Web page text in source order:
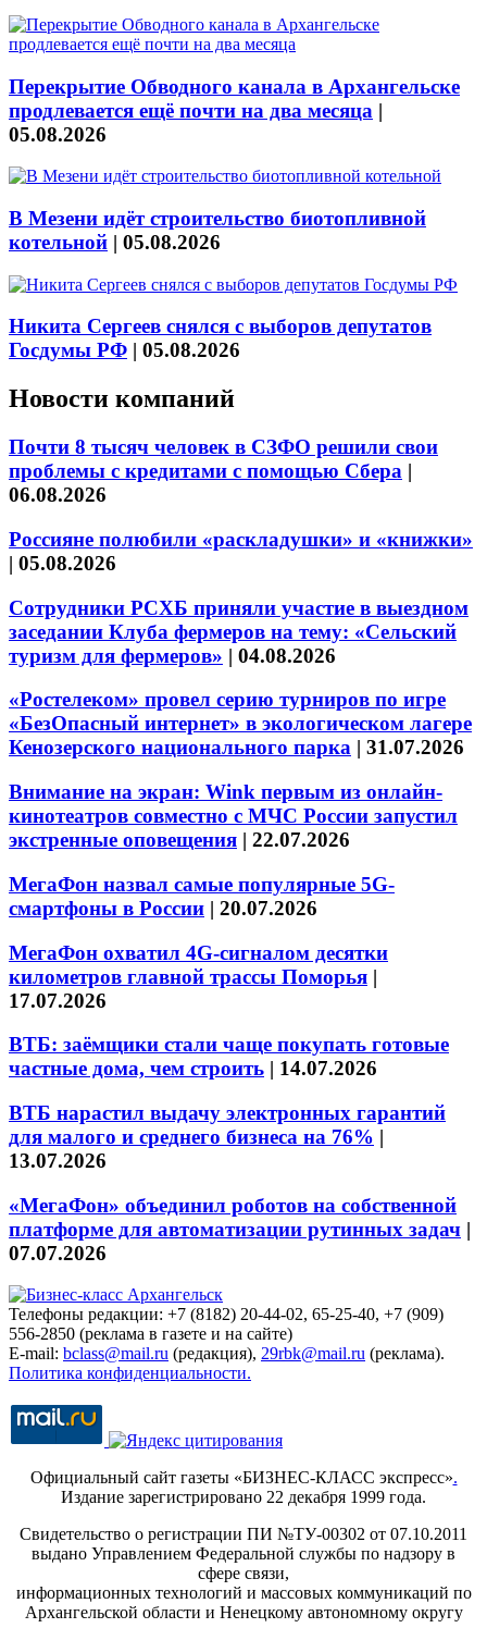
Перекрытие Обводного канала в Архангельске
продлевается ещё почти на два месяца |
05.08.2026
В Мезени идёт строительство биотопливной
котельной | 05.08.2026
Никита Сергеев снялся с выборов депутатов
Госдумы РФ | 05.08.2026
Новости компаний
Почти 8 тысяч человек в СЗФО решили свои
проблемы с кредитами с помощью Сбера |
06.08.2026
Россияне полюбили «раскладушки» и «книжки»
| 05.08.2026
Сотрудники РСХБ приняли участие в выездном
заседании Клуба фермеров на тему: «Сельский
туризм для фермеров» | 04.08.2026
«Ростелеком» провел серию турниров по игре
«БезОпасный интернет» в экологическом лагере
Кенозерского национального парка | 31.07.2026
Внимание на экран: Wink первым из онлайн-
кинотеатров совместно с МЧС России запустил
экстренные оповещения | 22.07.2026
МегаФон назвал самые популярные 5G-
смартфоны в России | 20.07.2026
МегаФон охватил 4G-сигналом десятки
километров главной трассы Поморья |
17.07.2026
ВТБ: заёмщики стали чаще покупать готовые
частные дома, чем строить | 14.07.2026
ВТБ нарастил выдачу электронных гарантий
для малого и среднего бизнеса на 76% |
13.07.2026
«МегаФон» объединил роботов на собственной
платформе для автоматизации рутинных задач |
07.07.2026
Телефоны редакции: +7 (8182) 20-44-02, 65-25-40, +7 (909)
556-2850 (реклама в газете и на сайте)
E-mail: bclass@mail.ru (редакция), 29rbk@mail.ru (реклама).
Политика конфиденциальности.
Официальный сайт газеты «БИЗНЕС-КЛАСС экспресс».
Издание зарегистрировано 22 декабря 1999 года.
Свидетельство о регистрации ПИ №ТУ-00302 от 07.10.2011
выдано Управлением Федеральной службы по надзору в
сфере связи,
информационных технологий и массовых коммуникаций по
Архангельской области и Ненецкому автономному округу